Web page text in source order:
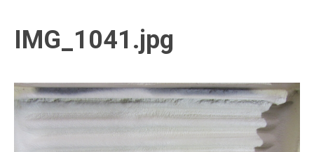
IMG_1041.jpg